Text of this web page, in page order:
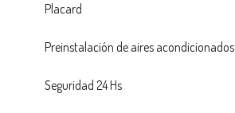
Placard
Preinstalación de aires acondicionados
Seguridad 24 Hs